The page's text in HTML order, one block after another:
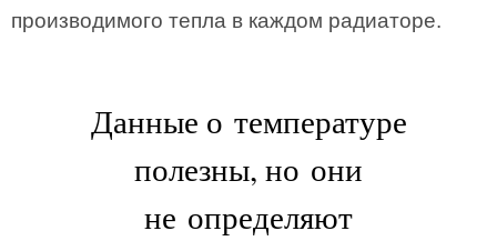
производимого тепла в каждом радиаторе.
Данные о температуре
полезны, но они
не определяют